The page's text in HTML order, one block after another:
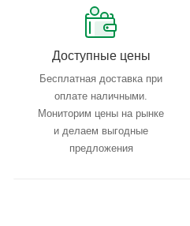
Доступные цены
Бесплатная доставка при
оплате наличными.
Мониторим цены на рынке
и делаем выгодные
предложения